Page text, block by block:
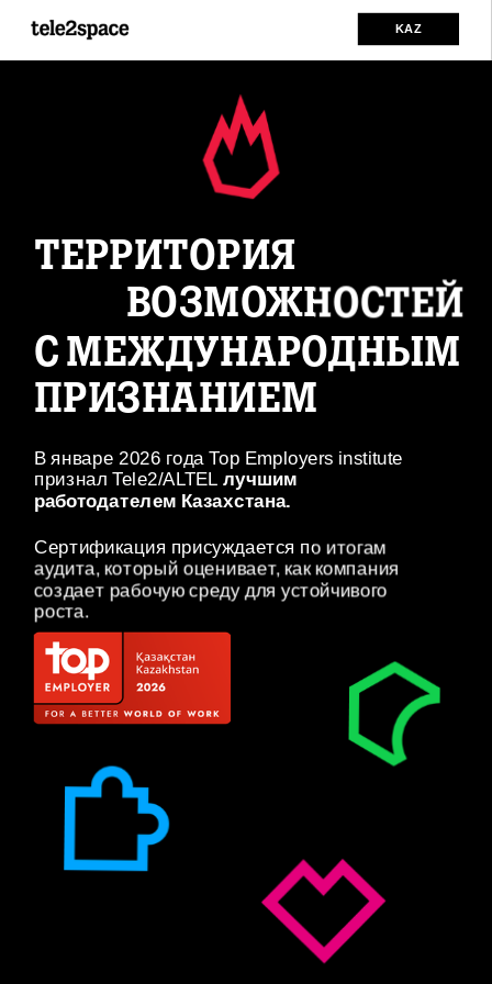
ТЕРРИТОРИЯ
ВОЗМОЖНОСТЕЙ
С МЕЖДУНАРОДНЫМ
ПРИЗНАНИЕМ
В январе 2026 года Top Employers institute
признал Tele2/ALTEL лучшим
работодателем Казахстана.
Сертификация присуждается по итогам
аудита, который оценивает, как компания
создает рабочую среду для устойчивого
роста.
KAZ